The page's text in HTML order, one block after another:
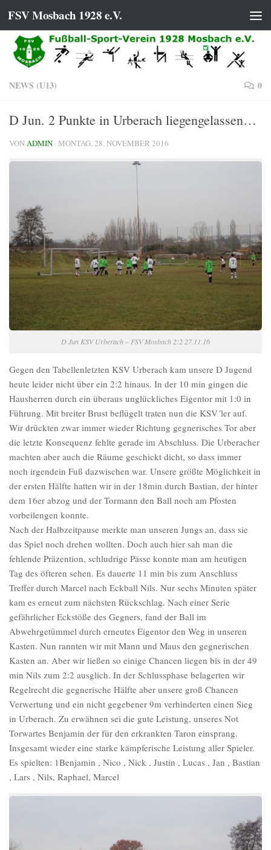
Zum Inhalt springen
FSV Mosbach 1928 e.V.
NEWS (U13) 0
D Jun. 2 Punkte in Urberach liegengelassen…
VONADMIN · MONTAG, 28. NOVEMBER 2016
D Jun KSV Urberach – FSV Mosbach 2:2 27.11.16
Gegen den Tabellenletzten KSV Urberach kam unsere D Jugend
heute leider nicht über ein 2:2 hinaus. In der 10 min gingen die
Hausherren durch ein überaus unglückliches Eigentor mit 1:0 in
Führung. Mit breiter Brust beflügelt traten nun die KSV´ler auf.
Wir drückten zwar immer wieder Richtung gegnerisches Tor aber
die letzte Konsequenz fehlte gerade im Abschluss. Die Urberacher
machten aber auch die Räume geschickt dicht, so dass immer
noch irgendein Fuß dazwischen war. Unsere größte Möglichkeit in
der ersten Hälfte hatten wir in der 18min durch Bastian, der hinter
dem 16er abzog und der Tormann den Ball noch am Pfosten
vorbeilengen konnte.
Nach der Halbzeitpause merkte man unseren Jungs an, dass sie
das Spiel noch drehen wollten. Doch auch hier sah man die
fehlende Präzention, schludrige Pässe konnte man am heutigen
Tag des öfteren sehen. Es dauerte 11 min bis zum Anschluss
Treffer durch Marcel nach Eckball Nils. Nur sechs Minuten später
kam es erneut zum nächsten Rückschlag. Nach einer Serie
gefährlicher Eckstöße des Gegners, fand der Ball im
Abwehrgetümmel durch erneutes Eigentor den Weg in unseren
Kasten. Nun rannten wir mit Mann und Maus den gegnerischen
Kasten an. Aber wir ließen so einige Chancen liegen bis in der 49
min Nils zum 2:2 ausglich. In der Schlussphase belagerten wir
Regelrecht die gegnerische Hälfte aber unsere groß Chancen
Verwertung und ein nicht gegebener 9m verhinderten einen Sieg
in Urberach. Zu erwähnen sei die gute Leistung, unseres Not
Torwartes Benjamin der für den erkrankten Taron einsprang.
Insgesamt wieder eine starke kämpferische Leistung aller Spieler.
Es spielten: 1Benjamin , Nico , Nick , Justin , Lucas , Jan , Bastian
, Lars , Nils, Raphael, Marcel